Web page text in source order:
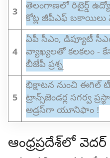
3
తెలంగాణలో రిటైర్డ్
కోట్ల జీపీఎఫ్ బకాయిలు
4
ఏపీ సీఎం, డిప్యూటీ
వ్యాఖ్యలతో కలకలం -
బీజేపీ ప్రశ్న
5
భిక్షాటన నుంచి
ట్రాన్స్‌జెండర్ల సగర్వ
అడ్రస్‌గా యూనిఫాం !
ఆంధ్రప్రదేశ్‌లో వెదర్